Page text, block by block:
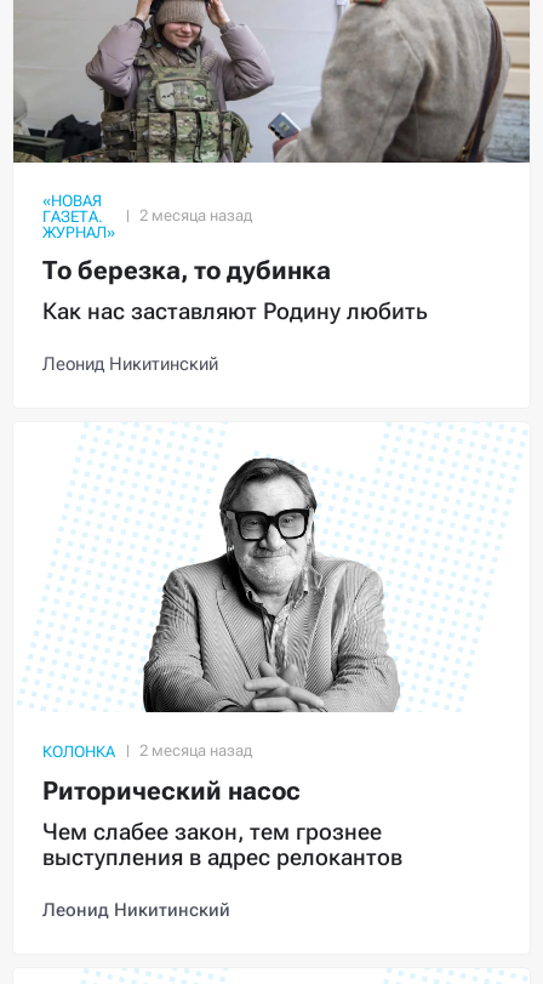
«НОВАЯ
ГАЗЕТА.
ЖУРНАЛ»
То березка, то дубинка
Как нас заставляют Родину любить
Леонид Никитинский
КОЛОНКА
Риторический насос
Чем слабее закон, тем грознее
выступления в адрес релокантов
Леонид Никитинский